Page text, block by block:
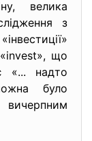
велика
з
що
«... надто
було